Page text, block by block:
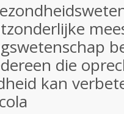
die
kan